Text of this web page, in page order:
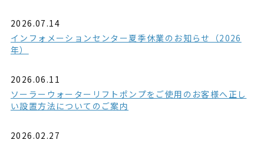
2026.07.14
インフォメーションセンター夏季休業のお知らせ（2026
年）
2026.06.11
ソーラーウォーターリフトポンプをご使用のお客様へ正し
い設置方法についてのご案内
2026.02.27